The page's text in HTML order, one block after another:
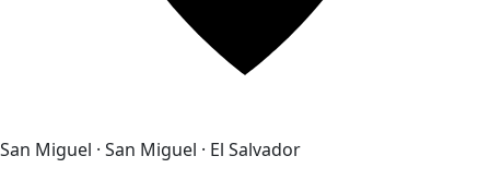
San Miguel · San Miguel · El Salvador